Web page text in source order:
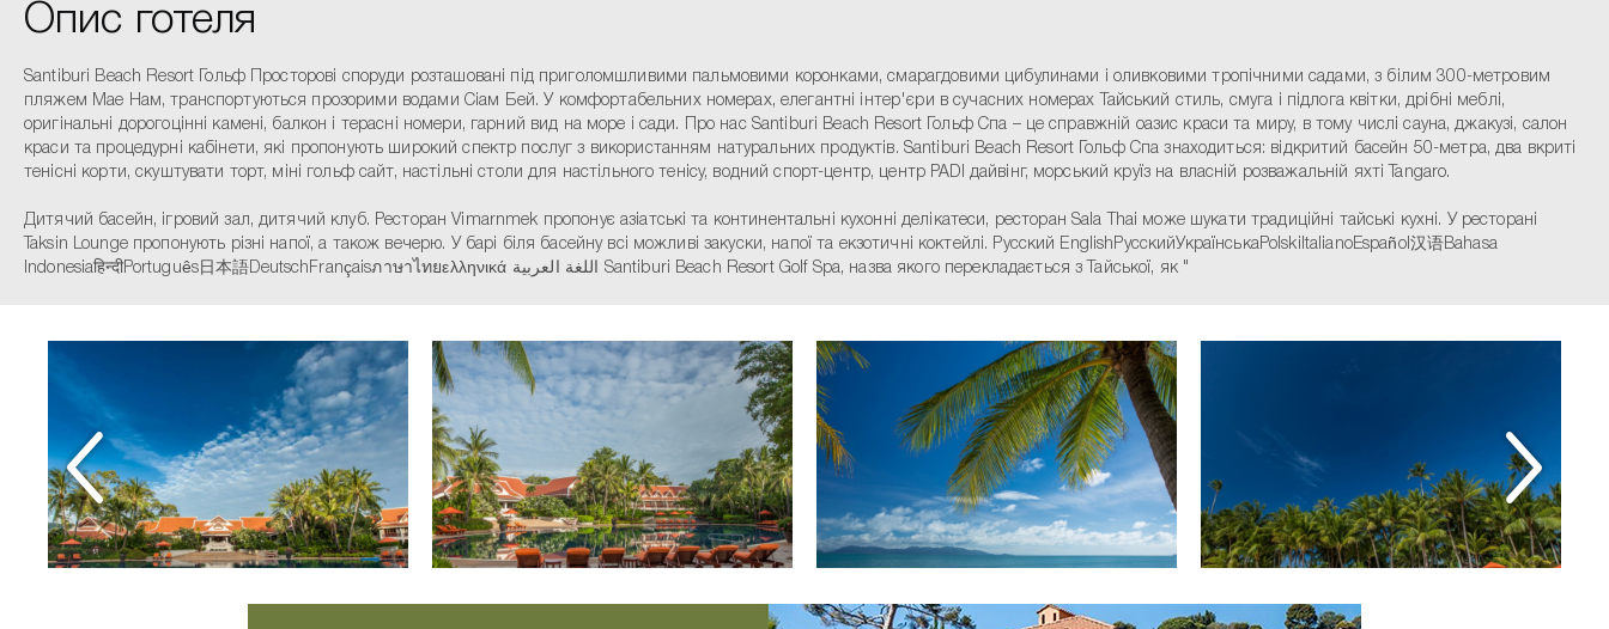
Опис готеля
Santiburi Beach Resort Гольф Просторові споруди розташовані під приголомшливими пальмовими коронками, смарагдовими цибулинами і оливковими тропічними садами, з білим 300-метровим
пляжем Мае Нам, транспортуються прозорими водами Сіам Бей. У комфортабельних номерах, елегантні інтер'єри в сучасних номерах Тайський стиль, смуга і підлога квітки, дрібні меблі,
оригінальні дорогоцінні камені, балкон і терасні номери, гарний вид на море і сади. Про нас Santiburi Beach Resort Гольф Спа – це справжній оазис краси та миру, в тому числі сауна, джакузі, салон
краси та процедурні кабінети, які пропонують широкий спектр послуг з використанням натуральних продуктів. Santiburi Beach Resort Гольф Спа знаходиться: відкритий басейн 50-метра, два вкриті
тенісні корти, скуштувати торт, міні гольф сайт, настільні столи для настільного тенісу, водний спорт-центр, центр PADI дайвінг, морський круїз на власній розважальній яхті Tangaro.
Дитячий басейн, ігровий зал, дитячий клуб. Ресторан Vimarnmek пропонує азіатські та континентальні кухонні делікатеси, ресторан Sala Thai може шукати традиційні тайські кухні. У ресторані
Taksin Lounge пропонують різні напої, а також вечерю. У барі біля басейну всі можливі закуски, напої та екзотичні коктейлі. Русский EnglishРусскийУкраїнськаPolskiItalianoEspañol汉语Bahasa
Indonesiaहिन्दीPortuguês日本語DeutschFrançaisภาษาไทยελληνικά اللغة العربية Santiburi Beach Resort Golf Spa, назва якого перекладається з Тайської, як "